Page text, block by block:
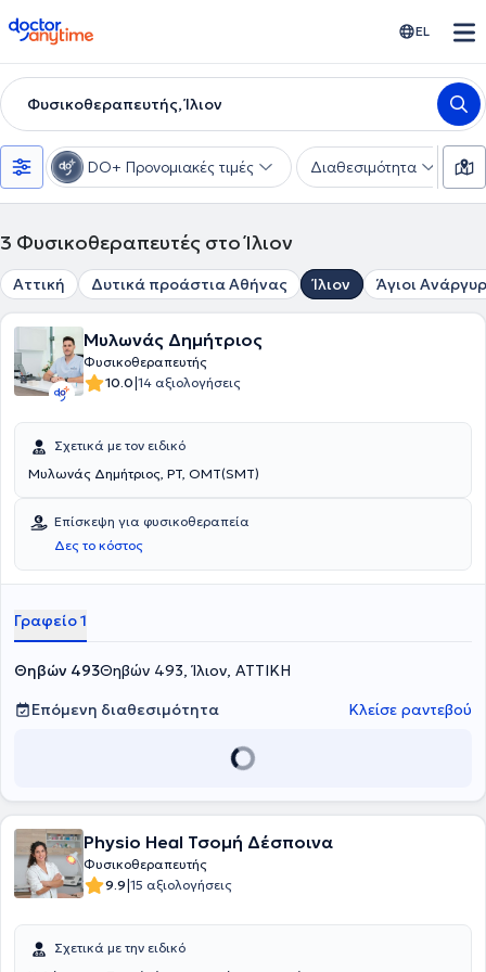
doctoranytime EL
Φυσικοθεραπευτής, Ίλιον
DO+ Προνομιακές τιμές Διαθεσιμότητα
3 Φυσικοθεραπευτές στο Ίλιον
Αττική Δυτικά προάστια Αθήνας Ίλιον Άγιοι
Μυλωνάς Δημήτριος
Φυσικοθεραπευτής
10.0|14 αξιολογήσεις
Σχετικά με τον ειδικό
Μυλωνάς Δημήτριος, PT, OMT(SMT)
Επίσκεψη για φυσικοθεραπεία
Δες το κόστος
Γραφείο 1
Θηβών 493Θηβών 493, Ίλιον, ΑΤΤΙΚΗ
Επόμενη διαθεσιμότητα
Κλείσε ραντεβού
Physio Heal Τσομή Δέσποινα
Φυσικοθεραπευτής
9.9|15 αξιολογήσεις
Σχετικά με την ειδικό